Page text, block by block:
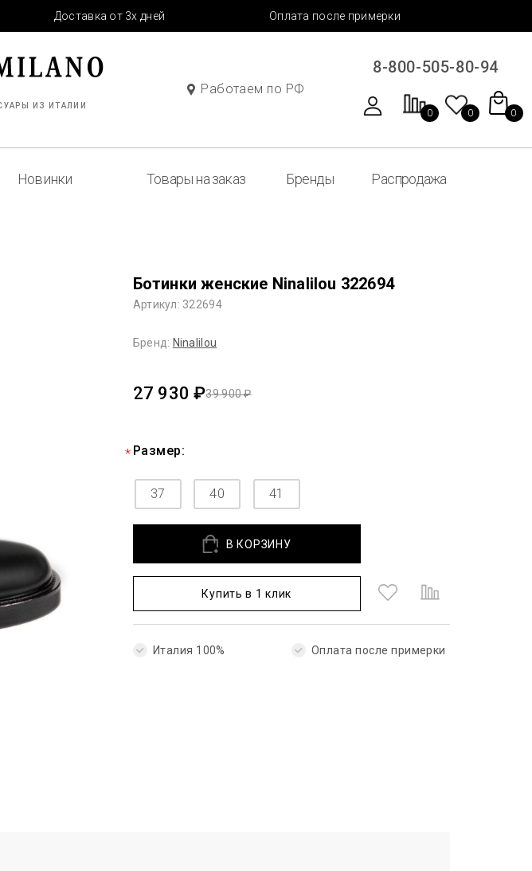
Доставка от 3х дней Оплата после примерки
ИЗ ИТАЛИИ
Работаем по РФ
8-800-505-80-94
0 0 0
Новинки Товары на заказ Бренды Распродажа
Ботинки женские Ninalilou 322694
Артикул: 322694
Бренд: Ninalilou
39 900 ₽
27 930 ₽
Размер:
37 40 41
В КОРЗИНУ
Купить в 1 клик
Италия 100% Оплата после примерки